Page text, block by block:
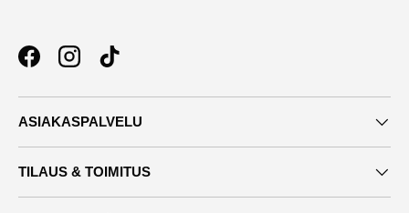
FacebookInstagramTikTok
ASIAKASPALVELU
TILAUS & TOIMITUS